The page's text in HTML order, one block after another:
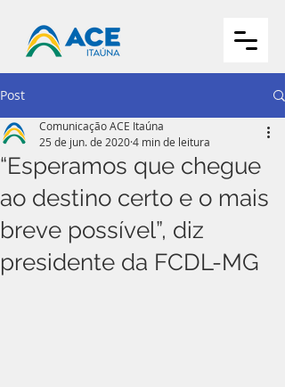
Post
“Esperamos que chegue
ao destino certo e o mais
breve possível”, diz
presidente da FCDL-MG
Comunicação ACE Itaúna
25 de jun. de 20204 min de leitura